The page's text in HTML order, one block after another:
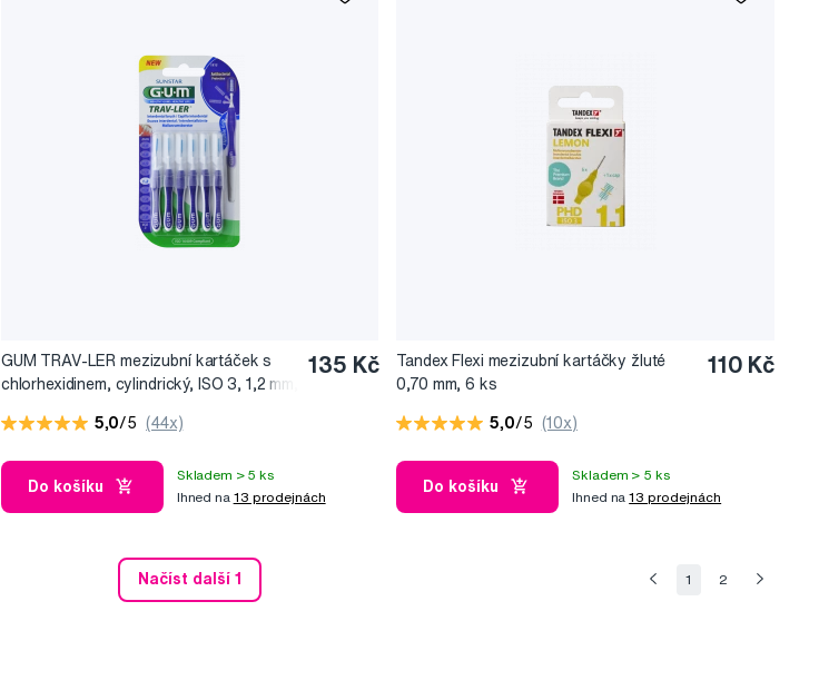
GUM TRAV-LER mezizubní kartáček s
chlorhexidinem, cylindrický, ISO 3, 1,2 mm,
135 Kč
5,0/5 (44x)
Do košíku
Skladem > 5 ks
Ihned na 13 prodejnách
Tandex Flexi mezizubní kartáčky žluté
0,70 mm, 6 ks
110 Kč
5,0/5 (10x)
Do košíku
Skladem > 5 ks
Ihned na13 prodejnách
Načíst další 1 1 2